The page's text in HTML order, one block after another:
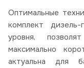
Оптимальные
комплект дизель-
уровня,
максимально
актуальна для